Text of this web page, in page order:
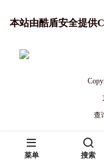
本站由酷盾安全提供
查
菜单 搜索